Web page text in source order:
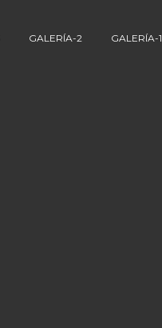
GALERÍA-2 GALERÍA-1